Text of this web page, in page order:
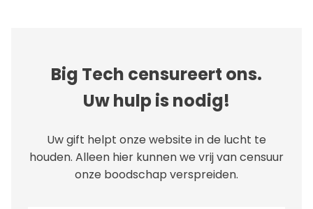
Big Tech censureert ons.
Uw hulp is nodig!
Uw gift helpt onze website in de lucht te
houden. Alleen hier kunnen we vrij van censuur
onze boodschap verspreiden.